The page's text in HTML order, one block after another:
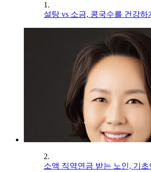
1.
설탕 vs 소금, 콩국수를 건강하
2.
소액 직역연금 받는 노인, 기